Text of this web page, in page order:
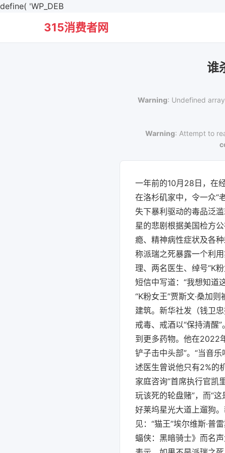
define( 'WP_DEB
315消费者网
谁
Warning: Undefined
Warning: Attempt to
一年前的10月28日，在
在洛杉矶家中，令一众“
失下暴利驱动的毒品泛
星的悲剧根据美国检方
瘾、精神病性症状及各
称派瑞之死暴露一个利
理、两名医生、绰号“K
短信中写道：“我想知道
“K粉女王”贾斯文·桑加
建筑。新华社发（钱卫
戒毒、戒酒以“保持清醒
到更多药物。他在2022
铲子击中头部”。“当音
述医生曾说他只有2%的
家庭咨询”首席执行官凯
玩该死的轮盘赌”，而“
好莱坞星光大道上遛狗
见：“猫王”埃尔维斯·普
蝠侠：黑暗骑士》而名